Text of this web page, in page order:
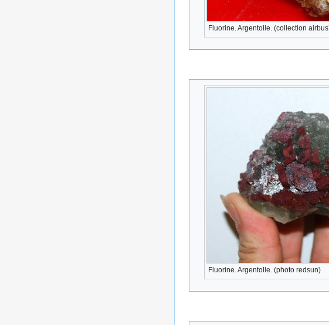
Fluorine. Argentolle. (collection
Fluorine. Argentolle. (photo redsun)